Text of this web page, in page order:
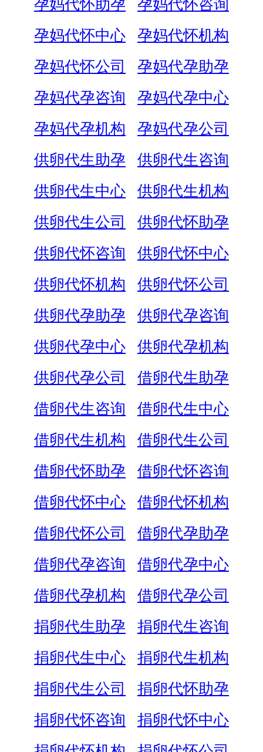
孕妈代怀助孕
孕妈代怀咨询
孕妈代怀中心
孕妈代怀机构
孕妈代怀公司
孕妈代孕助孕
孕妈代孕咨询
孕妈代孕中心
孕妈代孕机构
孕妈代孕公司
供卵代生助孕
供卵代生咨询
供卵代生中心
供卵代生机构
供卵代生公司
供卵代怀助孕
供卵代怀咨询
供卵代怀中心
供卵代怀机构
供卵代怀公司
供卵代孕助孕
供卵代孕咨询
供卵代孕中心
供卵代孕机构
供卵代孕公司
借卵代生助孕
借卵代生咨询
借卵代生中心
借卵代生机构
借卵代生公司
借卵代怀助孕
借卵代怀咨询
借卵代怀中心
借卵代怀机构
借卵代怀公司
借卵代孕助孕
借卵代孕咨询
借卵代孕中心
借卵代孕机构
借卵代孕公司
捐卵代生助孕
捐卵代生咨询
捐卵代生中心
捐卵代生机构
捐卵代生公司
捐卵代怀助孕
捐卵代怀咨询
捐卵代怀中心